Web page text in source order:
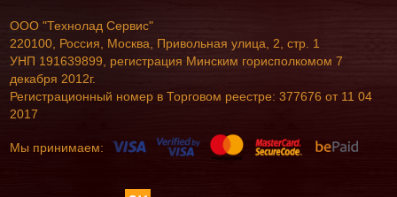
ООО "Технолад Сервис"
220100, Россия, Москва, Привольная улица, 2, стр. 1
УНП 191639899, регистрация Минским горисполкомом 7
декабря 2012г.
Регистрационный номер в Торговом реестре: 377676 от 11 04
2017
Мы принимаем: